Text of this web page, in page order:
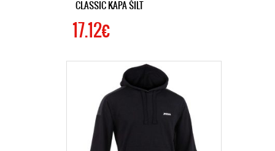
CLASSIC KAPA ŠILT
17.12€